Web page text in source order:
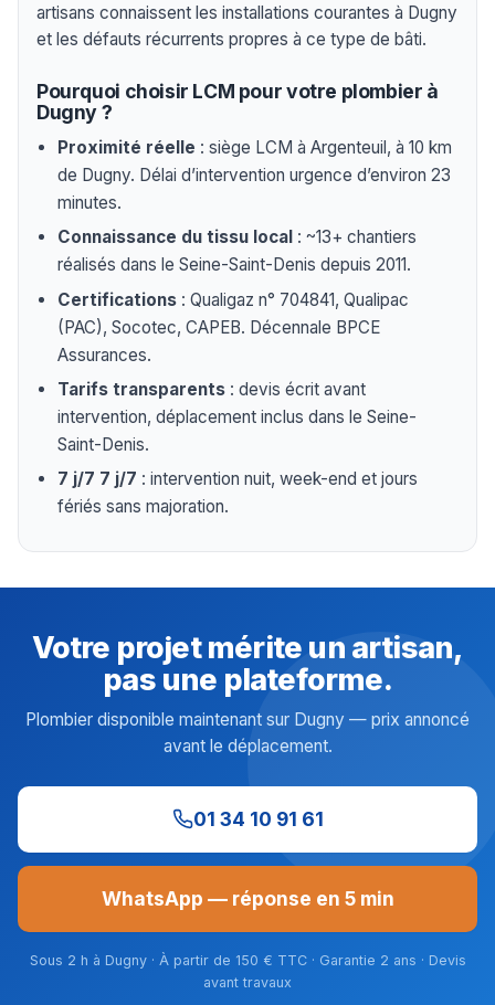
artisans connaissent les installations courantes à Dugny
et les défauts récurrents propres à ce type de bâti.
Pourquoi choisir LCM pour votre plombier à
Dugny ?
Proximité réelle : siège LCM à Argenteuil, à 10 km
de Dugny. Délai d’intervention urgence d’environ 23
minutes.
Connaissance du tissu local : ~13+ chantiers
réalisés dans le Seine-Saint-Denis depuis 2011.
Certifications : Qualigaz n° 704841, Qualipac
(PAC), Socotec, CAPEB. Décennale BPCE
Assurances.
Tarifs transparents : devis écrit avant
intervention, déplacement inclus dans le Seine-
Saint-Denis.
7 j/7 7 j/7 : intervention nuit, week-end et jours
fériés sans majoration.
Votre projet mérite un artisan,
pas une plateforme.
Plombier disponible maintenant sur Dugny — prix annoncé
avant le déplacement.
01 34 10 91 61
WhatsApp — réponse en 5 min
Sous 2 h à Dugny · À partir de 150 € TTC · Garantie 2 ans · Devis
avant travaux